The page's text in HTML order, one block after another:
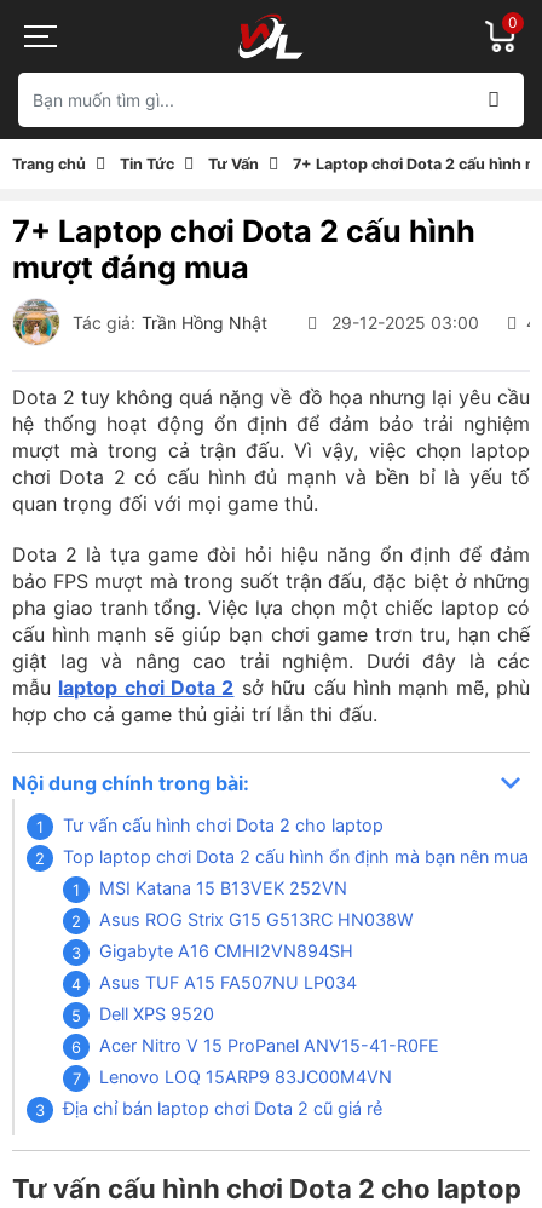
0
Trang chủ Tin Tức Tư Vấn 7+ Laptop chơi Dota 2 cấu hình
7+ Laptop chơi Dota 2 cấu hình
mượt đáng mua
Tác giả: Trần Hồng Nhật 29-12-2025 03:00
Dota 2 tuy không quá nặng về đồ họa nhưng lại yêu cầu
hệ thống hoạt động ổn định để đảm bảo trải nghiệm
mượt mà trong cả trận đấu. Vì vậy, việc chọn laptop
chơi Dota 2 có cấu hình đủ mạnh và bền bỉ là yếu tố
quan trọng đối với mọi game thủ.
Dota 2 là tựa game đòi hỏi hiệu năng ổn định để đảm
bảo FPS mượt mà trong suốt trận đấu, đặc biệt ở những
pha giao tranh tổng. Việc lựa chọn một chiếc laptop có
cấu hình mạnh sẽ giúp bạn chơi game trơn tru, hạn chế
giật lag và nâng cao trải nghiệm. Dưới đây là các
mẫu laptop chơi Dota 2 sở hữu cấu hình mạnh mẽ, phù
hợp cho cả game thủ giải trí lẫn thi đấu.
Nội dung chính trong bài:
Tư vấn cấu hình chơi Dota 2 cho laptop
Top laptop chơi Dota 2 cấu hình ổn định mà bạn nên mua
MSI Katana 15 B13VEK 252VN
Asus ROG Strix G15 G513RC HN038W
Gigabyte A16 CMHI2VN894SH
Asus TUF A15 FA507NU LP034
Dell XPS 9520
Acer Nitro V 15 ProPanel ANV15-41-R0FE
Lenovo LOQ 15ARP9 83JC00M4VN
Địa chỉ bán laptop chơi Dota 2 cũ giá rẻ
Tư vấn cấu hình chơi Dota 2 cho laptop